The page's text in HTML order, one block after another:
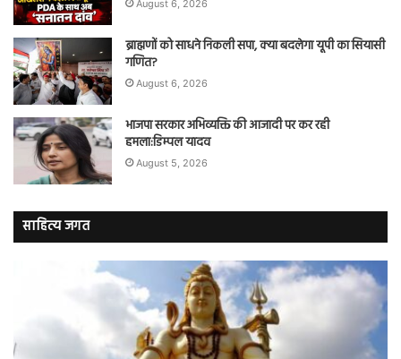
August 6, 2026
ब्राह्मणों को साधने निकली सपा, क्या बदलेगा यूपी का सियासी
गणित?
August 6, 2026
भाजपा सरकार अभिव्यक्ति की आजादी पर कर रही
हमला:डिम्पल यादव
August 5, 2026
साहित्य जगत